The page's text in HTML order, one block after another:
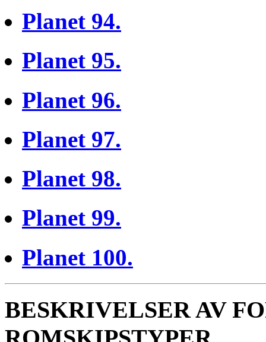
Planet 94.
Planet 95.
Planet 96.
Planet 97.
Planet 98.
Planet 99.
Planet 100.
BESKRIVELSER AV